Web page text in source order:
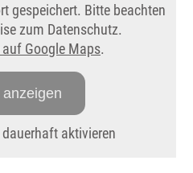
gespeichert. Bitte beachten
zum Datenschutz.
Google Maps.
anzeigen
aktivieren